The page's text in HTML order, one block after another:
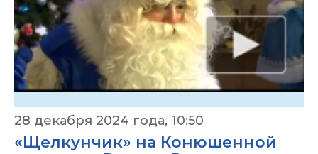
28 декабря 2024 года, 10:50
«Щелкунчик» на Конюшенной